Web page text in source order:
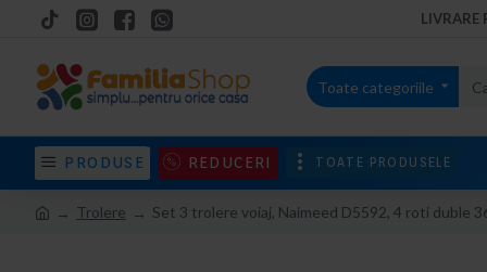
LIVRARE
Toate categoriile
PRODUSE REDUCERI TOATE PRODUSELE
Trolere Set 3 trolere voiaj, Naimeed D5592, 4 roti duble